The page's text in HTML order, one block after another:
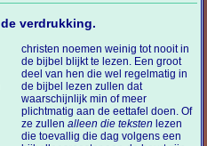
verdrukking.
christen noemen weinig tot nooit in
de bijbel blijkt te lezen. Een groot
deel van hen die wel regelmatig in
de bijbel lezen zullen dat
waarschijnlijk min of meer
plichtmatig aan de eettafel doen. Of
ze zullen alleen die teksten lezen
die toevallig die dag volgens een